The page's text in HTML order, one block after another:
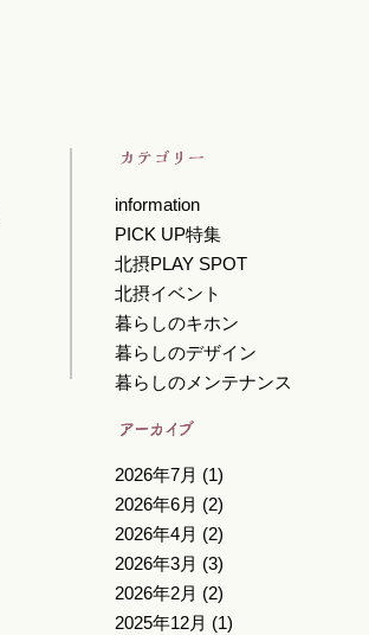
information
PICK UP特集
北摂PLAY SPOT
北摂イベント
暮らしのキホン
暮らしのデザイン
暮らしのメンテナンス
2026年7月 (1)
2026年6月 (2)
2026年4月 (2)
2026年3月 (3)
2026年2月 (2)
2025年12月 (1)